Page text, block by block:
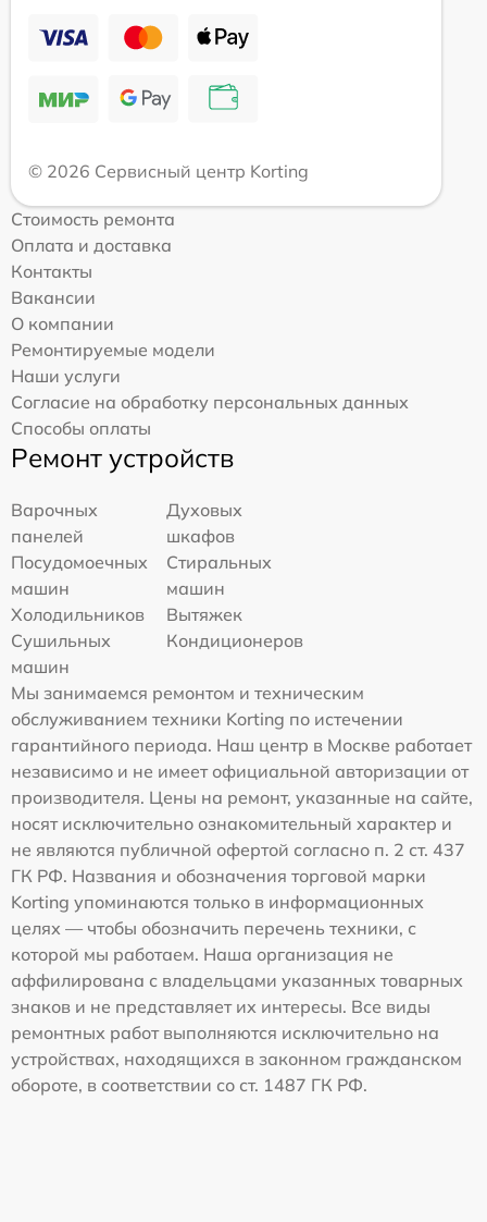
© 2026 Сервисный центр Korting
Стоимость ремонта
Оплата и доставка
Контакты
Вакансии
О компании
Ремонтируемые модели
Наши услуги
Согласие на обработку персональных данных
Способы оплаты
Ремонт устройств
Варочных
панелей
Духовых
шкафов
Посудомоечных
машин
Стиральных
машин
Холодильников
Вытяжек
Сушильных
машин
Кондиционеров
Мы занимаемся ремонтом и техническим
обслуживанием техники Korting по истечении
гарантийного периода. Наш центр в Москве работает
независимо и не имеет официальной авторизации от
производителя. Цены на ремонт, указанные на сайте,
носят исключительно ознакомительный характер и
не являются публичной офертой согласно п. 2 ст. 437
ГК РФ. Названия и обозначения торговой марки
Korting упоминаются только в информационных
целях — чтобы обозначить перечень техники, с
которой мы работаем. Наша организация не
аффилирована с владельцами указанных товарных
знаков и не представляет их интересы. Все виды
ремонтных работ выполняются исключительно на
устройствах, находящихся в законном гражданском
обороте, в соответствии со ст. 1487 ГК РФ.